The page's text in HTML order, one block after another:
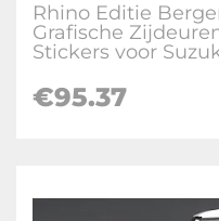
Rhino Editie
Grafische
Stickers voor
€95.37